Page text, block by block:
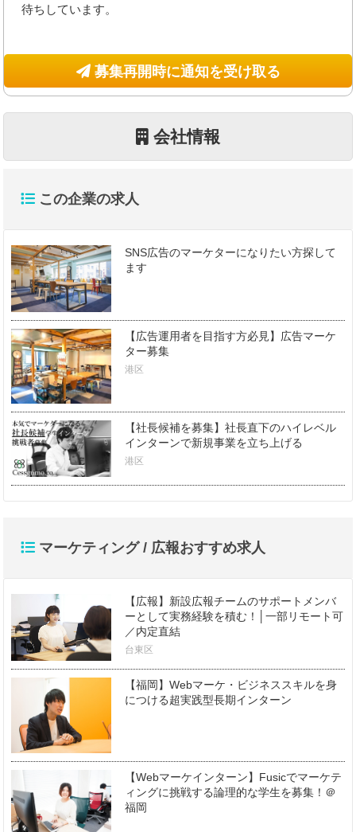
待ちしています。
募集再開時に通知を受け取る
会社情報
この企業の求人
SNS広告のマーケターになりたい方探して
ます
【広告運用者を目指す方必見】広告マーケ
ター募集
港区
【社長候補を募集】社長直下のハイレベル
インターンで新規事業を立ち上げる
港区
マーケティング / 広報おすすめ求人
【広報】新設広報チームのサポートメンバ
ーとして実務経験を積む！│一部リモート可
／内定直結
台東区
【福岡】Webマーケ・ビジネススキルを身
につける超実践型長期インターン
【Webマーケインターン】Fusicでマーケテ
ィングに挑戦する論理的な学生を募集！＠
福岡